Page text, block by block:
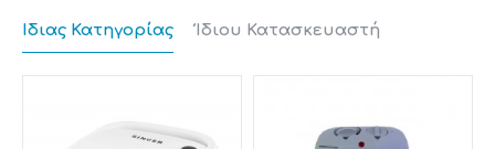
Ίδιας Κατηγορίας Ίδιου Κατασκευαστή